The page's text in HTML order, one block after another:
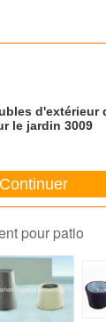
d'extérieur
le jardin 3009
Continuer
pour patio